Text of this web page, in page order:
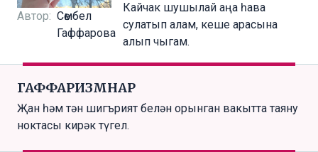
Автор: Сөмбел
Гаффарова
Кайчак шушылай аңа һава
сулатып алам, кеше арасына
алып чыгам.
ГАФФАРИЗМНАР
Җан һәм тән шигърият белән орынган вакытта таяну
ноктасы кирәк түгел.